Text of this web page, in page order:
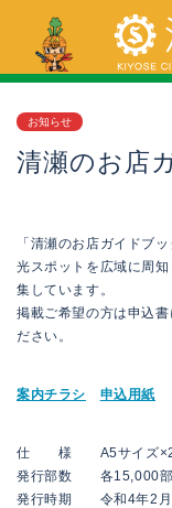
お知らせ
清瀬のお店
「清瀬のお店ガイドブ
光スポットを広域に周
集しています。
掲載ご希望の方は申込
ださい。
案内チラシ 申込用紙
仕 様 A5サイズ
発行部数 各15,000部
発行時期 令和4年2月